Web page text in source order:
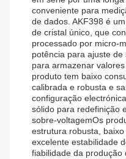
conveniente para
de dados. AKF398 é
de cristal único, que
processado por micro-
potência para ajuste
para armazenar
produto tem baixo
calibrada e robusta e
configuração
sólido para redefinição
sobre-voltagemOs
estrutura robusta,
excelente estabilidade
fiabilidade da produção